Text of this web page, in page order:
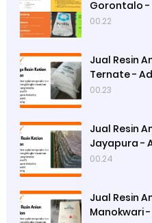
Gorontalo -
00.22
Jual Resin
Ternate -
00.23
Jual Resin
Jayapura -
00.24
Jual Resin
Manokwari